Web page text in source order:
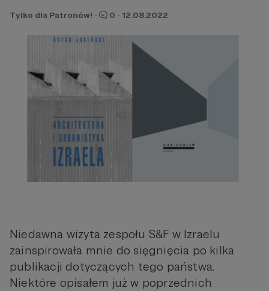
Tylko dla Patronów! · 0 · 12.08.2022
Niedawna wizyta zespołu S&F w Izraelu
zainspirowała mnie do sięgnięcia po kilka
publikacji dotyczących tego państwa.
Niektóre opisałem już w poprzednich